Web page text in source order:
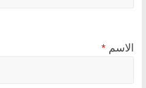
الاسم *